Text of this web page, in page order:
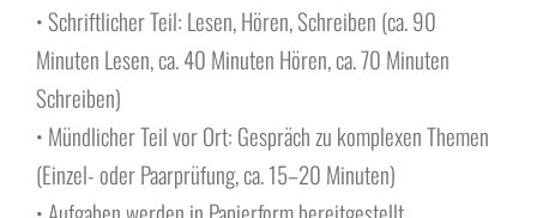
• Schriftlicher Teil: Lesen, Hören, Schreiben (ca. 90
Minuten Lesen, ca. 40 Minuten Hören, ca. 70 Minuten
Schreiben)
• Mündlicher Teil vor Ort: Gespräch zu komplexen Themen
(Einzel- oder Paarprüfung, ca. 15–20 Minuten)